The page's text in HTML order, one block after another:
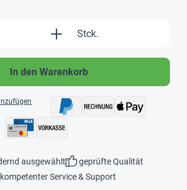
Gib den gewünschten
Stck.
In den Warenkorb
ausgewählt
geprüfte Qualität
Service & Support